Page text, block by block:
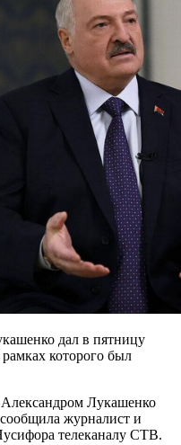
дал в пятницу
которого был
Лукашенко
журналист и
телеканалу СТВ.